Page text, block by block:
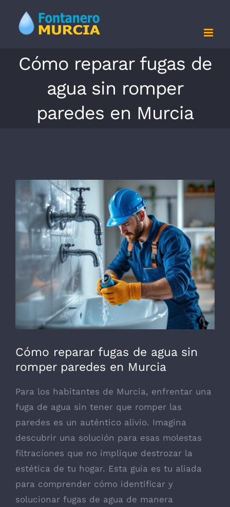
contenido
Cómo reparar fugas de
agua sin romper
paredes en Murcia
imagen
más
grande
Cómo reparar fugas de agua sin
romper paredes en Murcia
Para los habitantes de Murcia, enfrentar una
fuga de agua sin tener que romper las
paredes es un auténtico alivio. Imagina
descubrir una solución para esas molestas
filtraciones que no implique destrozar la
estética de tu hogar. Esta guía es tu aliada
para comprender cómo identificar y
solucionar fugas de agua de manera